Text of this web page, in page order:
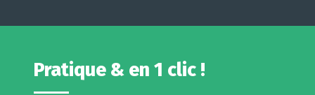
Pratique & en 1 clic !